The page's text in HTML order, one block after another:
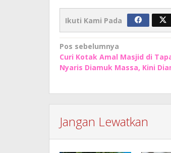
Ikuti Kami Pada
Navigasi
pos
Pos sebelumnya
Curi Kotak Amal Masjid di
Nyaris Diamuk Massa, Kini
Jangan Lewatkan